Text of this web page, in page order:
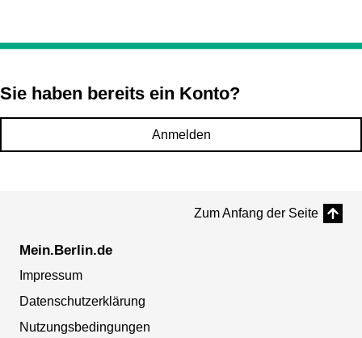
Sie haben bereits ein Konto?
Anmelden
Zum Anfang der Seite
Mein.Berlin.de
Impressum
Datenschutzerklärung
Nutzungsbedingungen